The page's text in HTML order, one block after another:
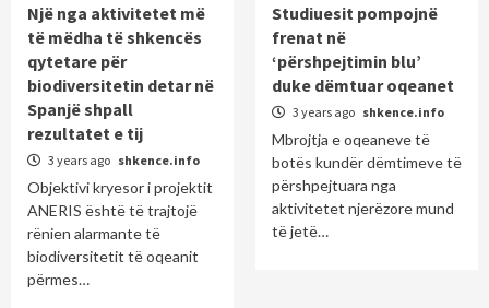
Një nga aktivitetet më
të mëdha të shkencës
qytetare për
biodiversitetin detar në
Spanjë shpall
rezultatet e tij
3 years ago shkence.info
Objektivi kryesor i projektit
ANERIS është të trajtojë
rënien alarmante të
biodiversitetit të oqeanit
përmes…
Studiuesit pompojnë
frenat në
‘përshpejtimin blu’
duke dëmtuar oqeanet
3 years ago shkence.info
Mbrojtja e oqeaneve të
botës kundër dëmtimeve të
përshpejtuara nga
aktivitetet njerëzore mund
të jetë…